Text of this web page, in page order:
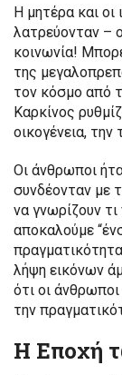
Η μητέρα και οι
λατρεύονταν –
κοινωνία!
της
τον κόσμο από
Καρκίνος
οικογένεια,
Οι άνθρωποι
συνδέονταν με
να γνωρίζουν
αποκαλούμε
λήψη εικόνων
ότι οι
την
Η Εποχή